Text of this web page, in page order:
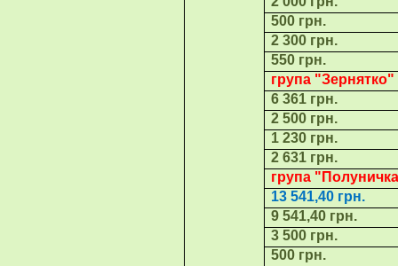
500 грн.
2 300 грн.
550 грн.
група "Зернятко
6 361 грн.
2 500 грн.
1 230 грн.
2 631 грн.
група "
13 541,40 грн.
9 541,40 грн.
3 500 грн.
500 грн.